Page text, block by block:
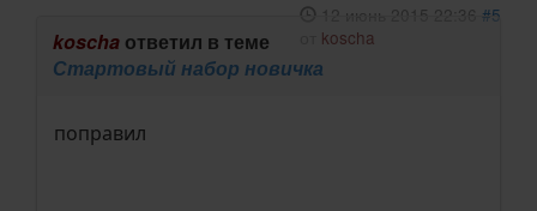
12 июнь 2015 22:36 #5
koscha
koscha ответил в теме
Стартовый набор новичка
поправил